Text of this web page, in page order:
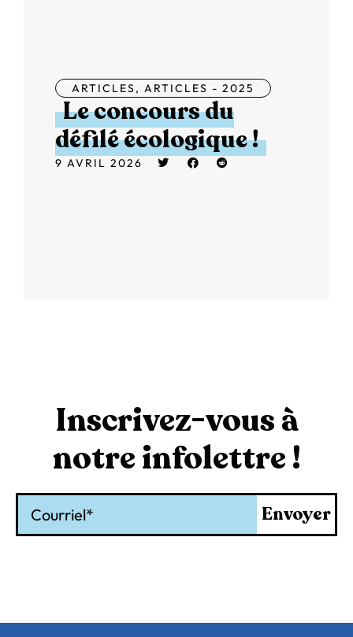
ARTICLES, ARTICLES - 2025
Le concours du
défilé écologique !
9 AVRIL 2026
Inscrivez-vous à
notre infolettre !
Envoyer